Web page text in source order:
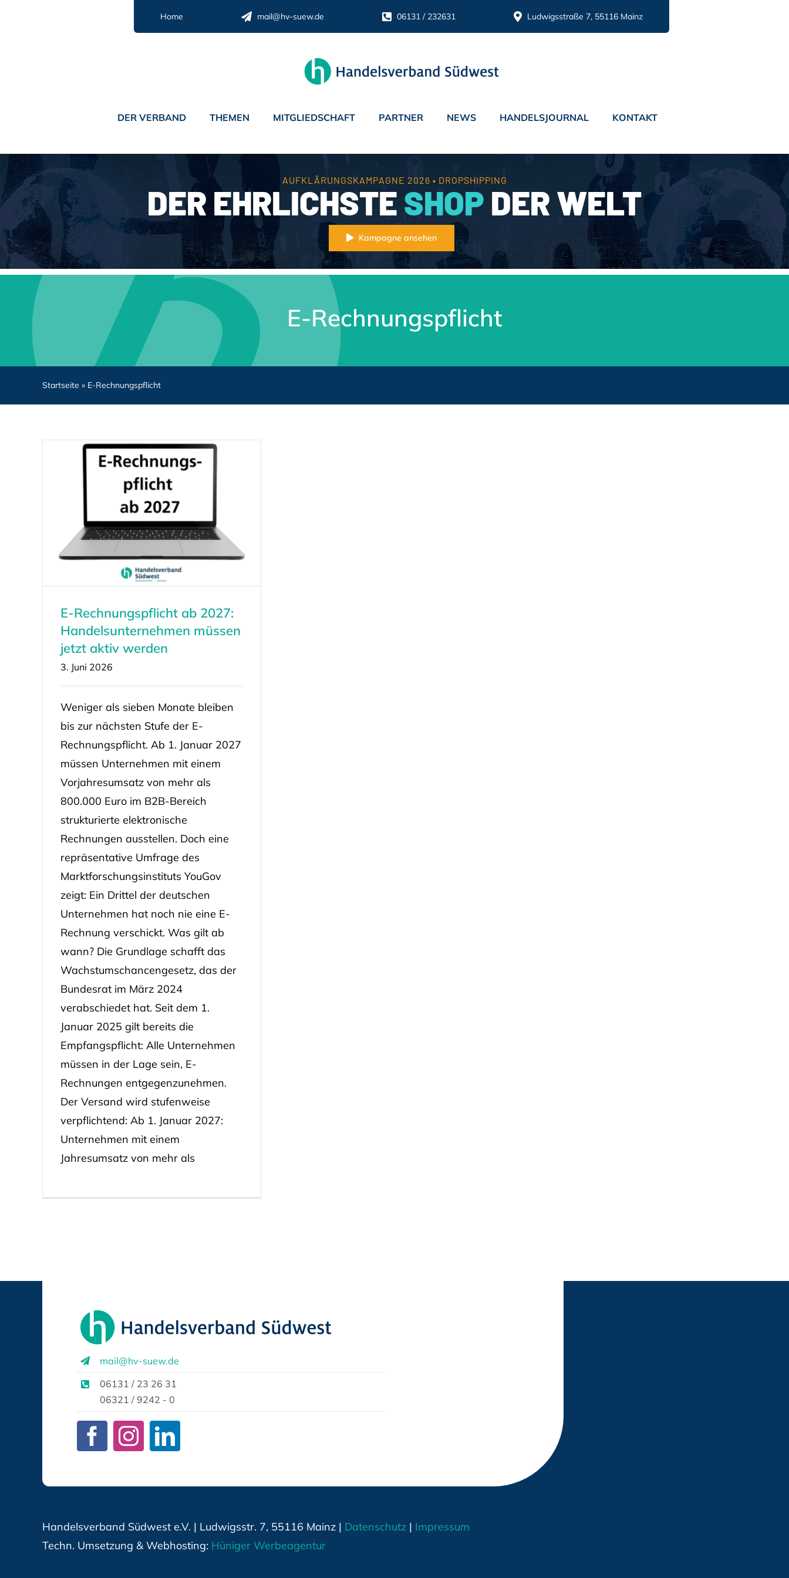
Home mail@hv-suew.de 06131 / 232631 Ludwigsstraße 7, 55116 Mainz
DER VERBAND THEMEN MITGLIEDSCHAFT PARTNER NEWS HANDELSJOURNAL KONTAKT
AUFKLÄRUNGSKAMPAGNE 2026 • DROPSHIPPING
DER EHRLICHSTESHOP DER WELT
Kampagne ansehen
E-Rechnungspflicht
Startseite » E-Rechnungspflicht
E-Rechnungspflicht ab 2027:
Handelsunternehmen müssen
jetzt aktiv werden
3. Juni 2026
Weniger als sieben Monate bleiben
bis zur nächsten Stufe der E-
Rechnungspflicht. Ab 1. Januar 2027
müssen Unternehmen mit einem
Vorjahresumsatz von mehr als
800.000 Euro im B2B-Bereich
strukturierte elektronische
Rechnungen ausstellen. Doch eine
repräsentative Umfrage des
Marktforschungsinstituts YouGov
zeigt: Ein Drittel der deutschen
Unternehmen hat noch nie eine E-
Rechnung verschickt. Was gilt ab
wann? Die Grundlage schafft das
Wachstumschancengesetz, das der
Bundesrat im März 2024
verabschiedet hat. Seit dem 1.
Januar 2025 gilt bereits die
Empfangspflicht: Alle Unternehmen
müssen in der Lage sein, E-
Rechnungen entgegenzunehmen.
Der Versand wird stufenweise
verpflichtend: Ab 1. Januar 2027:
Unternehmen mit einem
Jahresumsatz von mehr als
mail@hv-suew.de
06131 / 23 26 31
06321 / 9242 - 0
Handelsverband Südwest e.V. | Ludwigsstr. 7, 55116 Mainz | Datenschutz| Impressum
Techn. Umsetzung & Webhosting: Hüniger Werbeagentur